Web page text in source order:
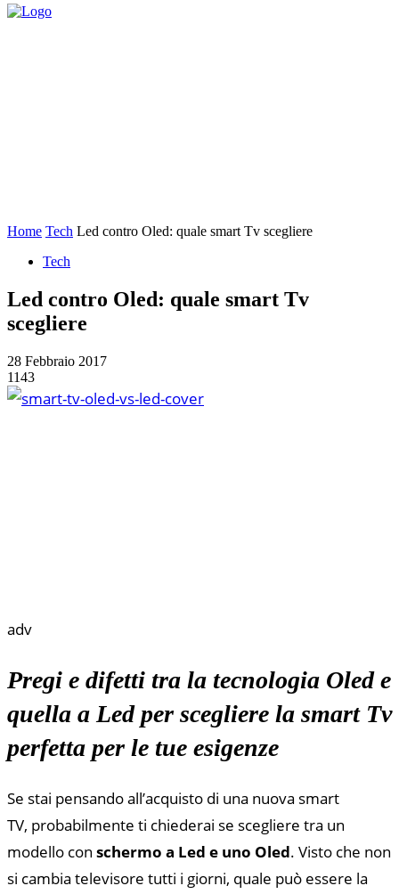
Home Tech Led contro Oled: quale smart Tv scegliere
Tech
Led contro Oled: quale smart Tv
scegliere
28 Febbraio 2017
1143
adv
Pregi e difetti tra la tecnologia Oled e
quella a Led per scegliere la smart Tv
perfetta per le tue esigenze
Se stai pensando all’acquisto di una nuova smart
TV, probabilmente ti chiederai se scegliere tra un
modello con schermo a Led e uno Oled. Visto che non
si cambia televisore tutti i giorni, quale può essere la